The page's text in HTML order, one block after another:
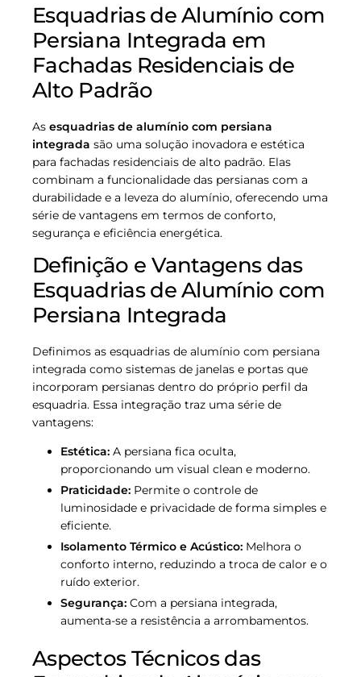
Esquadrias de Alumínio com
Persiana Integrada em
Fachadas Residenciais de
Alto Padrão
As esquadrias de alumínio com persiana
integrada são uma solução inovadora e estética
para fachadas residenciais de alto padrão. Elas
combinam a funcionalidade das persianas com a
durabilidade e a leveza do alumínio, oferecendo uma
série de vantagens em termos de conforto,
segurança e eficiência energética.
Definição e Vantagens das
Esquadrias de Alumínio com
Persiana Integrada
Definimos as esquadrias de alumínio com persiana
integrada como sistemas de janelas e portas que
incorporam persianas dentro do próprio perfil da
esquadria. Essa integração traz uma série de
vantagens:
Estética: A persiana fica oculta,
proporcionando um visual clean e moderno.
Praticidade: Permite o controle de
luminosidade e privacidade de forma simples e
eficiente.
Isolamento Térmico e Acústico: Melhora o
conforto interno, reduzindo a troca de calor e o
ruído exterior.
Segurança: Com a persiana integrada,
aumenta-se a resistência a arrombamentos.
Aspectos Técnicos das